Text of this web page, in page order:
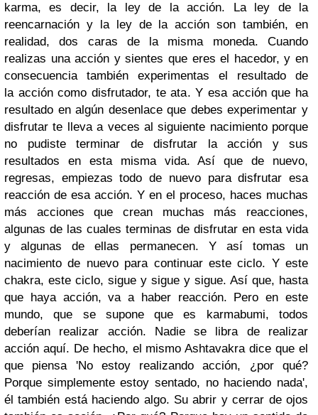
karma, es decir, la ley de la acción. La ley de la
reencarnación y la ley de la acción son también, en
realidad, dos caras de la misma moneda. Cuando
realizas una acción y sientes que eres el hacedor, y en
consecuencia también experimentas el resultado de
la acción como disfrutador, te ata. Y esa acción que ha
resultado en algún desenlace que debes experimentar y
disfrutar te lleva a veces al siguiente nacimiento porque
no pudiste terminar de disfrutar la acción y sus
resultados en esta misma vida. Así que de nuevo,
regresas, empiezas todo de nuevo para disfrutar esa
reacción de esa acción. Y en el proceso, haces muchas
más acciones que crean muchas más reacciones,
algunas de las cuales terminas de disfrutar en esta vida
y algunas de ellas permanecen. Y así tomas un
nacimiento de nuevo para continuar este ciclo. Y este
chakra, este ciclo, sigue y sigue y sigue. Así que, hasta
que haya acción, va a haber reacción. Pero en este
mundo, que se supone que es karmabumi, todos
deberían realizar acción. Nadie se libra de realizar
acción aquí. De hecho, el mismo Ashtavakra dice que el
que piensa 'No estoy realizando acción, ¿por qué?
Porque simplemente estoy sentado, no haciendo nada',
él también está haciendo algo. Su abrir y cerrar de ojos